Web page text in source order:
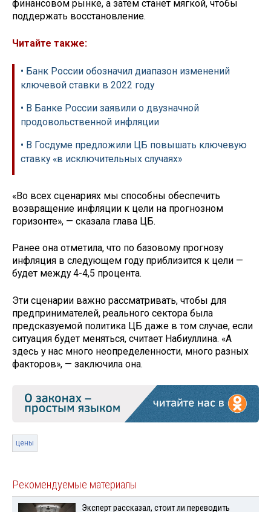
финансовом рынке, а затем станет мягкой, чтобы
поддержать восстановление.
Читайте также:
• Банк России обозначил диапазон изменений
ключевой ставки в 2022 году
• В Банке России заявили о двузначной
продовольственной инфляции
• В Госдуме предложили ЦБ повышать ключевую
ставку «в исключительных случаях»
«Во всех сценариях мы способны обеспечить
возвращение инфляции к цели на прогнозном
горизонте», — сказала глава ЦБ.
Ранее она отметила, что по базовому прогнозу
инфляция в следующем году приблизится к цели —
будет между 4-4,5 процента.
Эти сценарии важно рассматривать, чтобы для
предпринимателей, реального сектора была
предсказуемой политика ЦБ даже в том случае, если
ситуация будет меняться, считает Набиуллина. «А
здесь у нас много неопределенности, много разных
факторов», — заключила она.
цены
Рекомендуемые материалы
Эксперт рассказал, стоит ли переводить